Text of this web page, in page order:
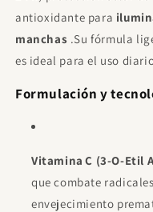
€11.95 Gratis
Proraso After
€21.00
Gratis
Gasta €120.00
€23.00 Gratis
Gasta
€120.00
antioxidante para
manchas .Su fórmula
es ideal para el uso
Formulación y
Vitamina C (3‑O‑Etil
que combate
envejecimiento